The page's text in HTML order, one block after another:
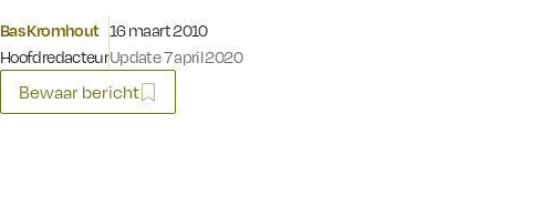
Bas Kromhout
Hoofdredacteur
Gepubliceerd op:
16 maart 2010
Update 7 april 2020
Bewaar bericht